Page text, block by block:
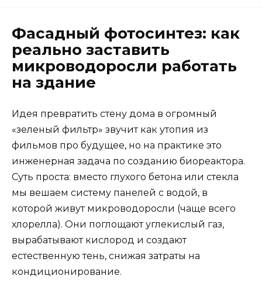
Фасадный фотосинтез: как
реально заставить
микроводоросли работать
на здание
Идея превратить стену дома в огромный
«зеленый фильтр» звучит как утопия из
фильмов про будущее, но на практике это
инженерная задача по созданию биореактора.
Суть проста: вместо глухого бетона или стекла
мы вешаем систему панелей с водой, в
которой живут микроводоросли (чаще всего
хлорелла). Они поглощают углекислый газ,
вырабатывают кислород и создают
естественную тень, снижая затраты на
кондиционирование.